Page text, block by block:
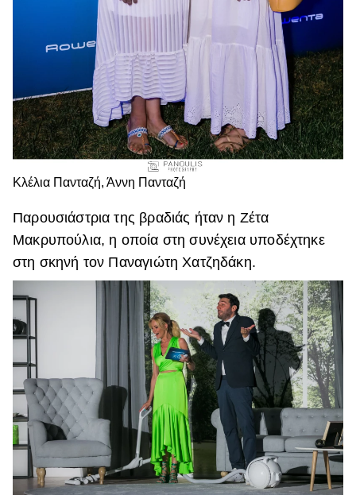
Κλέλια Πανταζή, Άννη Πανταζή
Παρουσιάστρια της βραδιάς ήταν η Ζέτα
Μακρυπούλια, η οποία στη συνέχεια υποδέχτηκε
στη σκηνή τον Παναγιώτη Χατζηδάκη.